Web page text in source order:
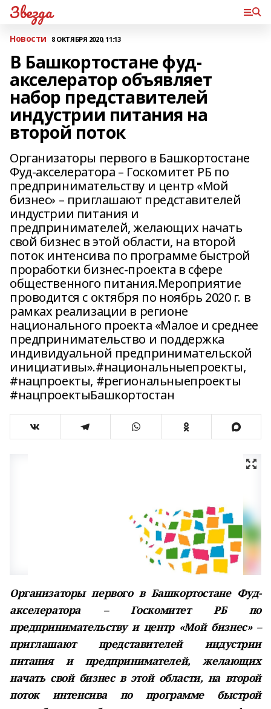
Звезда
Новости 8 ОКТЯБРЯ 2020, 11:13
В Башкортостане фуд-
акселератор объявляет
набор представителей
индустрии питания на
второй поток
Организаторы первого в Башкортостане
Фуд-акселератора – Госкомитет РБ по
предпринимательству и центр «Мой
бизнес» – приглашают представителей
индустрии питания и
предпринимателей, желающих начать
свой бизнес в этой области, на второй
поток интенсива по программе быстрой
проработки бизнес-проекта в сфере
общественного питания.Мероприятие
проводится с октября по ноябрь 2020 г. в
рамках реализации в регионе
национального проекта «Малое и среднее
предпринимательство и поддержка
индивидуальной предпринимательской
инициативы».#национальныепроекты,
#нацпроекты, #региональныепроекты
#нацпроектыБашкортостан
Организаторы первого в Башкортостане Фуд-
акселератора – Госкомитет РБ по
предпринимательству и центр «Мой бизнес» –
приглашают представителей индустрии
питания и предпринимателей, желающих
начать свой бизнес в этой области, на второй
поток интенсива по программе быстрой